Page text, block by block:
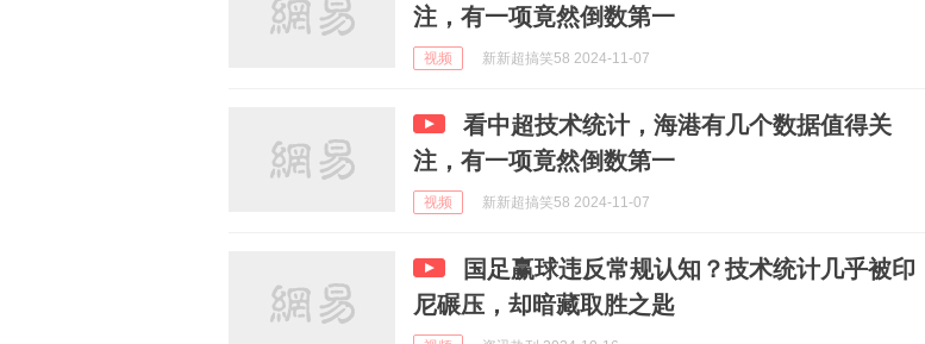
注，有一项竟然倒数第一
视频 新新超搞笑58 2024-11-07
看中超技术统计，海港有几个数据值得关
注，有一项竟然倒数第一
视频 新新超搞笑58 2024-11-07
国足赢球违反常规认知？技术统计几乎被印
尼碾压，却暗藏取胜之匙